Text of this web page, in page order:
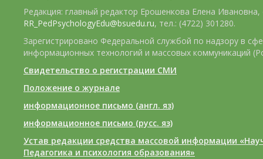
Редакция: главный редактор Ерошенкова Елена Ивановна,
RR_PedPsychologyEdu@bsuedu.ru, тел.: (4722) 301280.
Зарегистрировано Федеральной службой по надзору в
информационных технологий и массовых коммуникаций
Свидетельство о регистрации СМИ
Положение о журнале
информационное письмо (англ. яз)
информационное письмо (русс. яз)
Устав редакции средства массовой информации
Педагогика и психология образования»